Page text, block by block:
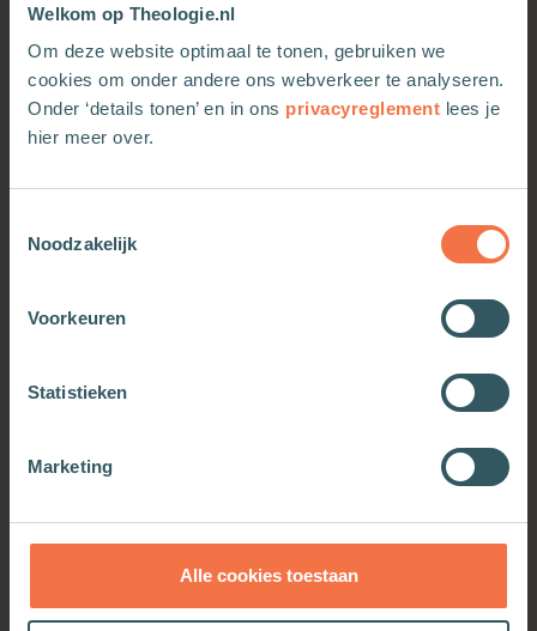
Welkom op Theologie.nl
Om deze website optimaal te tonen, gebruiken we
cookies om onder andere ons webverkeer te analyseren.
Onder ‘details tonen’ en in ons privacyreglement lees je
hier meer over.
Noodzakelijk
Voorkeuren
Statistieken
Marketing
Alle cookies toestaan
De bergrede
Meer informatie
De bergrede
Meer informatie
Hoe ziet de hemel eruit? Het geheim van David